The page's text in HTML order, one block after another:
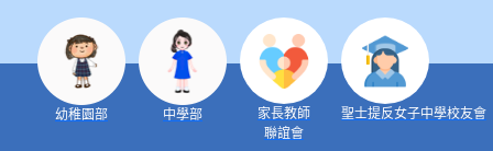
幼稚園部 中學部
家長教師
聯誼會
聖士提反女子中學校友會